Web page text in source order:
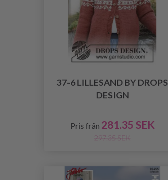
37-6 LILLESAND BY DROPS
DESIGN
Pris från 281.35 SEK
297.35 SEK